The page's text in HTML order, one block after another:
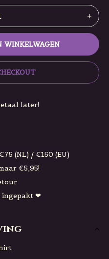
WINKELWAGEN
later!
(NL) / €150 (EU)
€5,95!
ingepakt ❤